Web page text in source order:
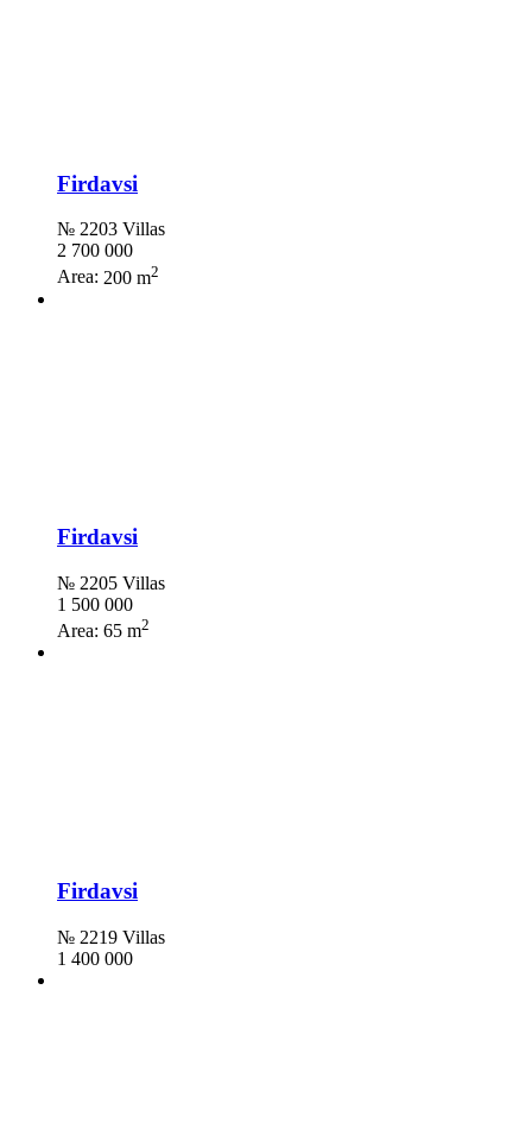
Firdavsi
№ 2203 Villas
2 700 000
Area: 200 m2
Firdavsi
№ 2205 Villas
1 500 000
Area: 65 m2
Firdavsi
№ 2219 Villas
1 400 000